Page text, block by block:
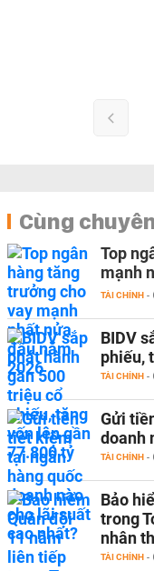
Cùng
Top
mạnh
TÀI CHÍNH -
BIDV
phiếu,
TÀI CHÍNH -
Gửi
doanh
TÀI CHÍNH -
Bảo
trong
nhân
TÀI CHÍNH -